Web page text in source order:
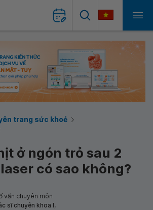
trang sức khoẻ
ở ngón trỏ sau 2
có sao không?
vấn chuyên môn
sĩ chuyên khoa I,